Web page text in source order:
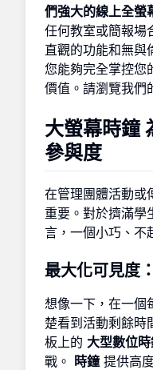
們強大的線上全螢
任何教室或簡報場
直觀的功能和無與
您能夠完全掌控您
價值。請瀏覽我們
大螢幕時鐘
參與度
在管理團體活動或
重要。對於擠滿學
言，一個小巧、不
最大化可見度：
想像一下，在一個
楚看到活動剩餘時
板上的 大型數位
戰。 時鐘提供高